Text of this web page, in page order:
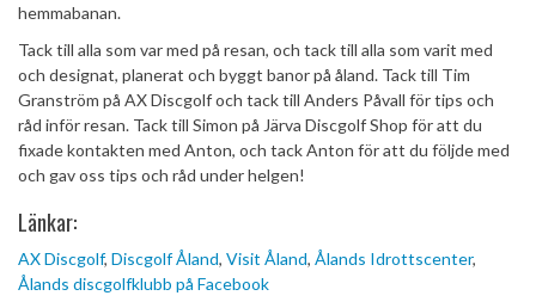
hemmabanan.
Tack till alla som var med på resan, och tack till alla som varit med
och designat, planerat och byggt banor på åland. Tack till Tim
Granström på AX Discgolf och tack till Anders Påvall för tips och
råd inför resan. Tack till Simon på Järva Discgolf Shop för att du
fixade kontakten med Anton, och tack Anton för att du följde med
och gav oss tips och råd under helgen!
Länkar:
AX Discgolf, Discgolf Åland, Visit Åland, Ålands Idrottscenter,
Ålands discgolfklubb på Facebook